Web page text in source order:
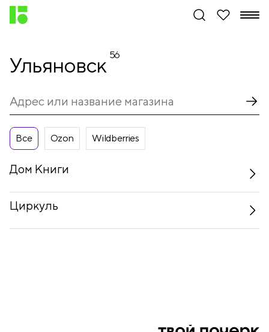
Ульяновск 56
Все Ozon Wildberries
Дом Книги
Циркуль